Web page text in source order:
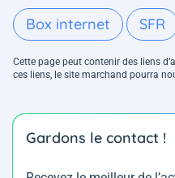
Box internet SFR
Cette page peut contenir des liens
ces liens, le site marchand pourra
Gardons le contact !